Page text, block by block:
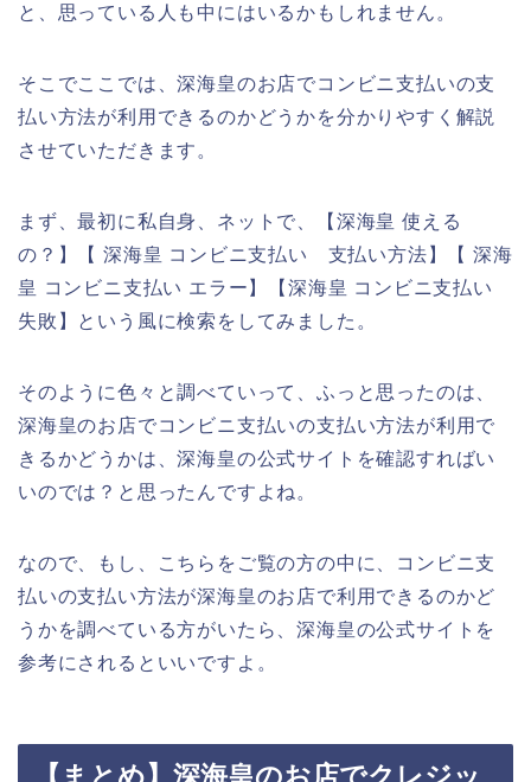
と、思っている人も中にはいるかもしれません。
そこでここでは、深海皇のお店でコンビニ支払いの支
払い方法が利用できるのかどうかを分かりやすく解説
させていただきます。
まず、最初に私自身、ネットで、【深海皇 使える
の？】【 深海皇 コンビニ支払い 支払い方法】【 深海
皇 コンビニ支払い エラー】【深海皇 コンビニ支払い
失敗】という風に検索をしてみました。
そのように色々と調べていって、ふっと思ったのは、
深海皇のお店でコンビニ支払いの支払い方法が利用で
きるかどうかは、深海皇の公式サイトを確認すればい
いのでは？と思ったんですよね。
なので、もし、こちらをご覧の方の中に、コンビニ支
払いの支払い方法が深海皇のお店で利用できるのかど
うかを調べている方がいたら、深海皇の公式サイトを
参考にされるといいですよ。